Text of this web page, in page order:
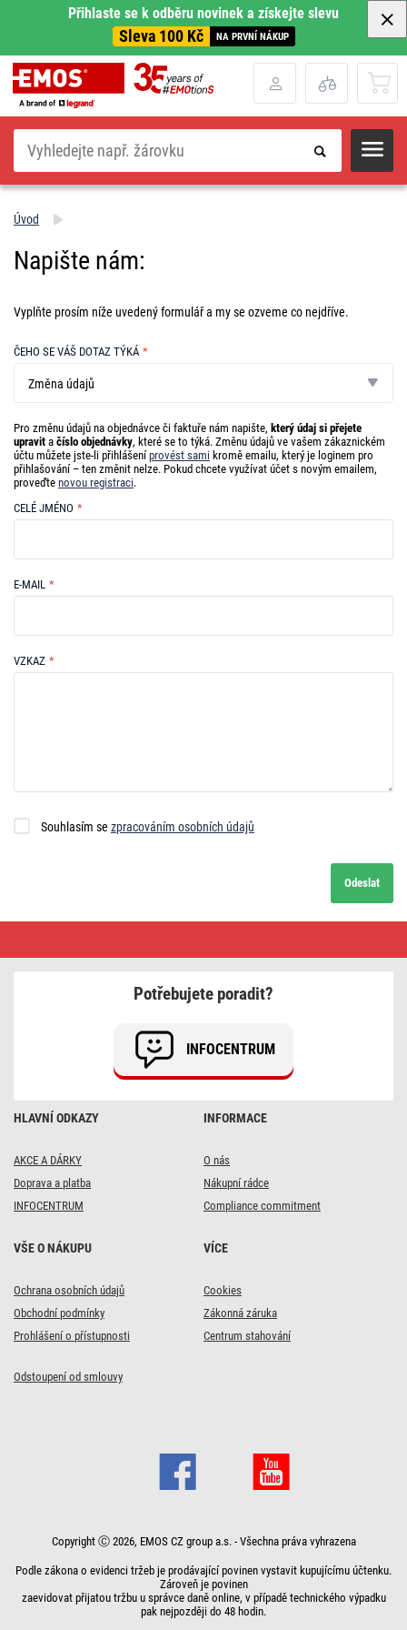
Přihlaste se k odběru novinek a získejte slevu
Sleva 100 Kč NA PRVNÍ NÁKUP
Hledat
Úvod
Napište nám:
Vyplňte prosím níže uvedený formulář a my se ozveme co nejdříve.
ČEHO SE VÁŠ DOTAZ TÝKÁ *
týká
Změna údajů
Pro změnu údajů na objednávce či faktuře nám napište, který údaj si přejete
upravit a číslo objednávky, které se to týká. Změnu údajů ve vašem zákaznickém
účtu můžete jste-li přihlášeníprovést sami kromě emailu, který je loginem pro
přihlašování – ten změnit nelze. Pokud chcete využívat účet s novým emailem,
proveďte novou registraci.
CELÉ JMÉNO *
E-MAIL *
VZKAZ *
Souhlasím se zpracováním osobních údajů
Odeslat
HLAVNÍ ODKAZY
AKCE A DÁRKY
Doprava a platba
INFOCENTRUM
INFORMACE
O nás
Nákupní rádce
Compliance commitment
VŠE O NÁKUPU
Ochrana osobních údajů
Obchodní podmínky
Prohlášení o přístupnosti
VÍCE
Cookies
Zákonná záruka
Centrum stahování
Odstoupení od smlouvy
Potřebujete poradit?
INFOCENTRUM
Copyright Ⓒ 2026, EMOS CZ group a.s. - Všechna práva vyhrazena
Podle zákona o evidenci tržeb je prodávající povinen vystavit kupujícímu účtenku.
Zároveň je povinen
zaevidovat přijatou tržbu u správce daně online, v případě technického výpadku
pak nejpozději do 48 hodin.